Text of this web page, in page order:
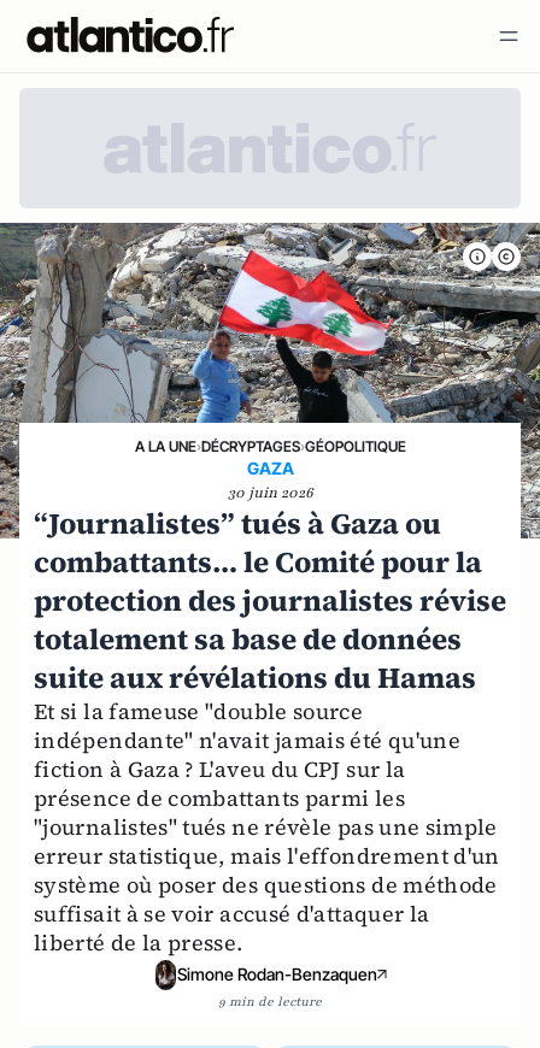
A LA UNE›DÉCRYPTAGES›GÉOPOLITIQUE
GAZA
30 juin 2026
“Journalistes” tués à Gaza ou
combattants… le Comité pour la
protection des journalistes révise
totalement sa base de données
suite aux révélations du Hamas
Et si la fameuse "double source
indépendante" n'avait jamais été qu'une
fiction à Gaza ? L'aveu du CPJ sur la
présence de combattants parmi les
"journalistes" tués ne révèle pas une simple
erreur statistique, mais l'effondrement d'un
système où poser des questions de méthode
suffisait à se voir accusé d'attaquer la
liberté de la presse.
Simone Rodan-Benzaquen
9 min de lecture